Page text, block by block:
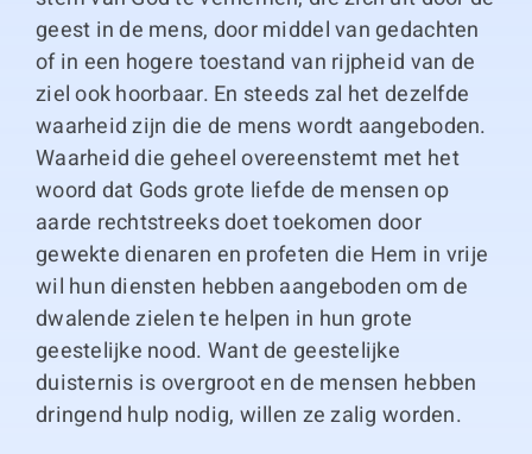
geest in de mens, door middel van gedachten
of in een hogere toestand van rijpheid van de
ziel ook hoorbaar. En steeds zal het dezelfde
waarheid zijn die de mens wordt aangeboden.
Waarheid die geheel overeenstemt met het
woord dat Gods grote liefde de mensen op
aarde rechtstreeks doet toekomen door
gewekte dienaren en profeten die Hem in vrije
wil hun diensten hebben aangeboden om de
dwalende zielen te helpen in hun grote
geestelijke nood. Want de geestelijke
duisternis is overgroot en de mensen hebben
dringend hulp nodig, willen ze zalig worden.